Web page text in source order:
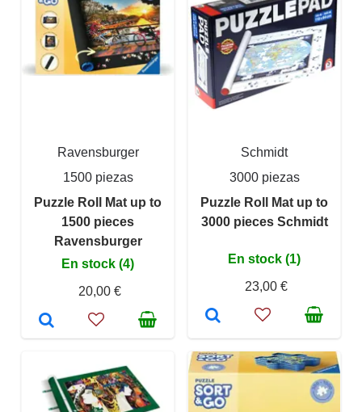
Ravensburger
1500 piezas
Puzzle Roll Mat up to
1500 pieces
Ravensburger
En stock (4)
20,00 €
Schmidt
3000 piezas
Puzzle Roll Mat up to
3000 pieces Schmidt
En stock (1)
23,00 €